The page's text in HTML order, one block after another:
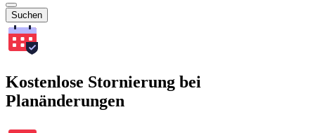
Suchen
Kostenlose Stornierung bei
Planänderungen